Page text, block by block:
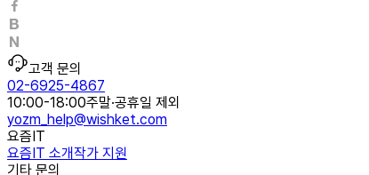
고객 문의
02-6925-4867
10:00-18:00주말·공휴일 제외
yozm_help@wishket.com
요즘IT
요즘IT 소개작가 지원
기타 문의